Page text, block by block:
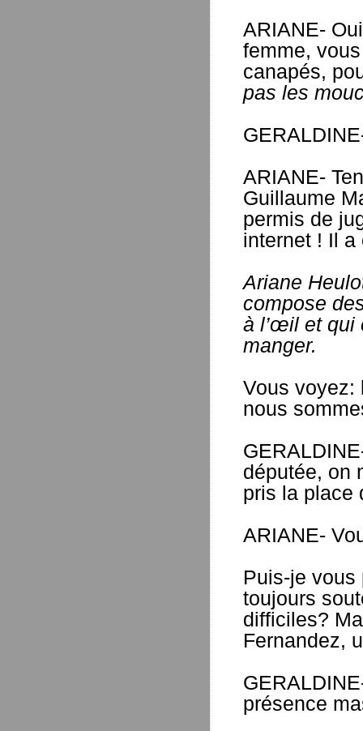
ARIANE-
femme,
canapés,
pas les
ARIANE-
Guillaume
permis de
internet ! Il a
Ariane
compose
à l’œil et qui
manger.
Vous voyez:
nous
députée, on
pris la place
ARIANE-
Puis-je vous
toujours
difficiles?
Fernandez,
présence